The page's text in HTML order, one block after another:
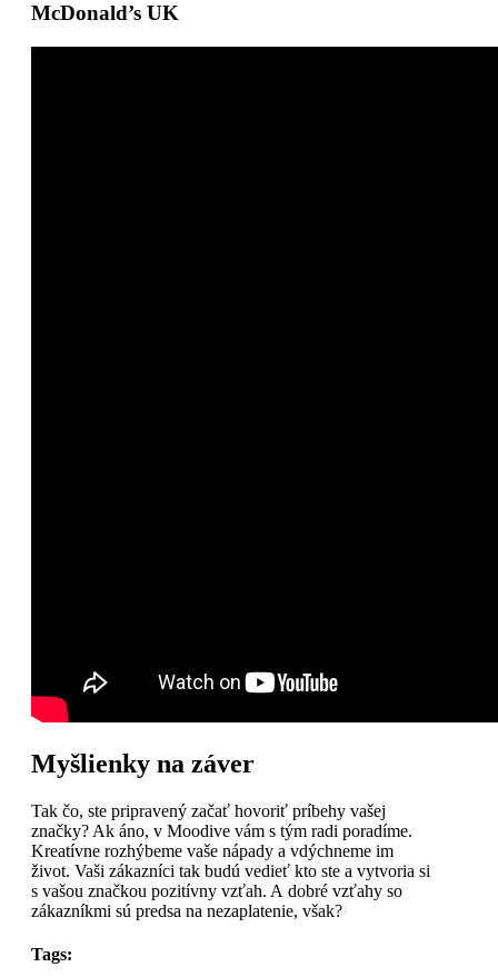
McDonald’s UK
Myšlienky na záver
Tak čo, ste pripravený začať hovoriť príbehy vašej
značky? Ak áno, v Moodive vám s tým radi poradíme.
Kreatívne rozhýbeme vaše nápady a vdýchneme im
život. Vaši zákazníci tak budú vedieť kto ste a vytvoria si
s vašou značkou pozitívny vzťah. A dobré vzťahy so
zákazníkmi sú predsa na nezaplatenie, však?
Tags: